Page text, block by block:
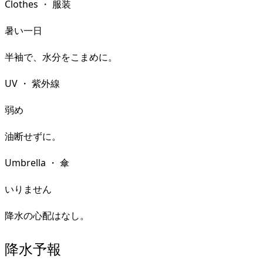
Clothes ・ 服装
暑い一日
半袖で、水分をこまめに。
UV ・ 紫外線
弱め
油断せずに。
Umbrella ・ 傘
いりません
降水の心配はなし。
降水予報